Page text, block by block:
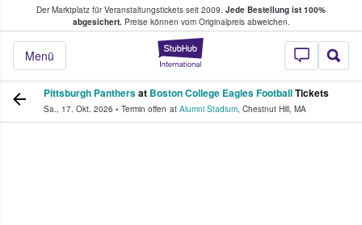
Der Marktplatz für Veranstaltungstickets seit 2009. Jede Bestellung ist 100%
abgesichert.Preise können vom Originalpreis abweichen.
StubHub - Wo
Menü
Tickets kaufen & verkaufen
Pittsburgh Panthersat Boston College Eagles FootballTickets
Sa., 17. Okt. 2026 • Termin offen at Alumni Stadium, Chestnut Hill, MA